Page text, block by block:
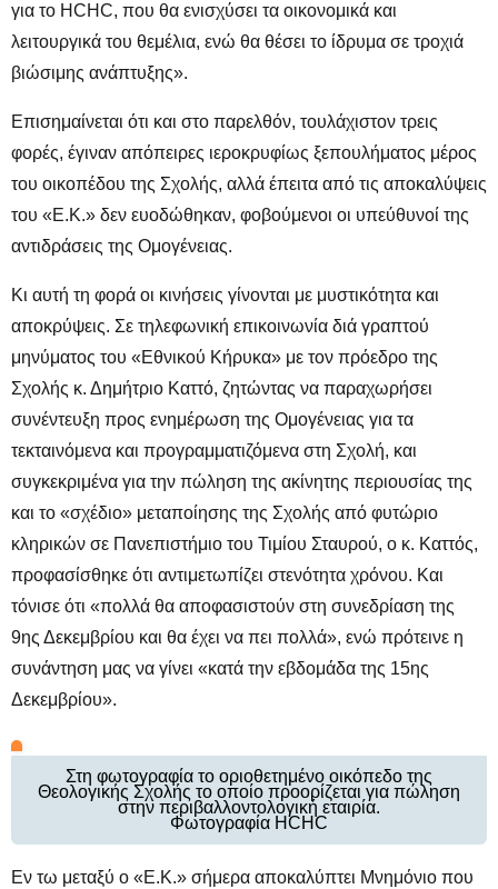
για το HCHC, που θα ενισχύσει τα οικονομικά και
λειτουργικά του θεμέλια, ενώ θα θέσει το ίδρυμα σε τροχιά
βιώσιμης ανάπτυξης».
Επισημαίνεται ότι και στο παρελθόν, τουλάχιστον τρεις
φορές, έγιναν απόπειρες ιεροκρυφίως ξεπουλήματος μέρος
του οικοπέδου της Σχολής, αλλά έπειτα από τις αποκαλύψεις
του «Ε.Κ.» δεν ευοδώθηκαν, φοβούμενοι οι υπεύθυνοί της
αντιδράσεις της Ομογένειας.
Κι αυτή τη φορά οι κινήσεις γίνονται με μυστικότητα και
αποκρύψεις. Σε τηλεφωνική επικοινωνία διά γραπτού
μηνύματος του «Εθνικού Κήρυκα» με τον πρόεδρο της
Σχολής κ. Δημήτριο Καττό, ζητώντας να παραχωρήσει
συνέντευξη προς ενημέρωση της Ομογένειας για τα
τεκταινόμενα και προγραμματιζόμενα στη Σχολή, και
συγκεκριμένα για την πώληση της ακίνητης περιουσίας της
και το «σχέδιο» μεταποίησης της Σχολής από φυτώριο
κληρικών σε Πανεπιστήμιο του Τιμίου Σταυρού, ο κ. Καττός,
προφασίσθηκε ότι αντιμετωπίζει στενότητα χρόνου. Και
τόνισε ότι «πολλά θα αποφασιστούν στη συνεδρίαση της
9ης Δεκεμβρίου και θα έχει να πει πολλά», ενώ πρότεινε η
συνάντηση μας να γίνει «κατά την εβδομάδα της 15ης
Δεκεμβρίου».
Στη φωτογραφία το οριοθετημένο οικόπεδο της
Θεολογικής Σχολής το οποίο προορίζεται για πώληση
στην περιβαλλοντολογική εταιρία.
Φωτογραφία HCHC
Εν τω μεταξύ ο «Ε.Κ.» σήμερα αποκαλύπτει Μνημόνιο που